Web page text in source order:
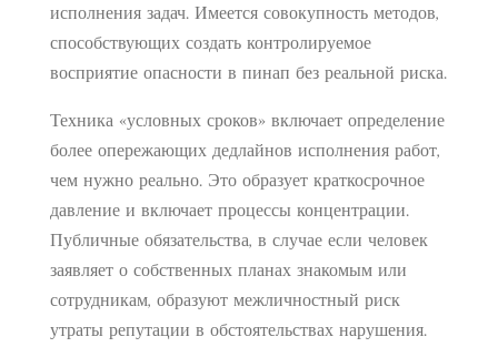
исполнения задач. Имеется совокупность методов,
способствующих создать контролируемое
восприятие опасности в пинап без реальной риска.
Техника «условных сроков» включает определение
более опережающих дедлайнов исполнения работ,
чем нужно реально. Это образует краткосрочное
давление и включает процессы концентрации.
Публичные обязательства, в случае если человек
заявляет о собственных планах знакомым или
сотрудникам, образуют межличностный риск
утраты репутации в обстоятельствах нарушения.